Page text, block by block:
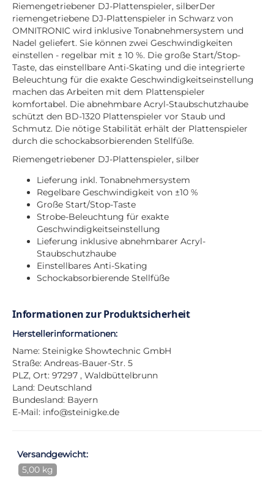
Riemengetriebener DJ-Plattenspieler, silberDer
riemengetriebene DJ-Plattenspieler in Schwarz von
OMNITRONIC wird inklusive Tonabnehmersystem und
Nadel geliefert. Sie können zwei Geschwindigkeiten
einstellen - regelbar mit ± 10 %. Die große Start/Stop-
Taste, das einstellbare Anti-Skating und die integrierte
Beleuchtung für die exakte Geschwindigkeitseinstellung
machen das Arbeiten mit dem Plattenspieler
komfortabel. Die abnehmbare Acryl-Staubschutzhaube
schützt den BD-1320 Plattenspieler vor Staub und
Schmutz. Die nötige Stabilität erhält der Plattenspieler
durch die schockabsorbierenden Stellfüße.
Riemengetriebener DJ-Plattenspieler, silber
Lieferung inkl. Tonabnehmersystem
Regelbare Geschwindigkeit von ±10 %
Große Start/Stop-Taste
Strobe-Beleuchtung für exakte
Geschwindigkeitseinstellung
Lieferung inklusive abnehmbarer Acryl-
Staubschutzhaube
Einstellbares Anti-Skating
Schockabsorbierende Stellfüße
Informationen zur Produktsicherheit
Herstellerinformationen:
Name: Steinigke Showtechnic GmbH
Straße: Andreas-Bauer-Str. 5
PLZ, Ort: 97297 , Waldbüttelbrunn
Land: Deutschland
Bundesland: Bayern
E-Mail: info@steinigke.de
Versandgewicht:
5,00 kg